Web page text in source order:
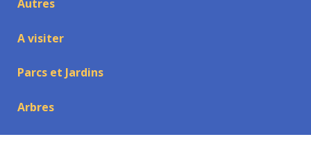
Autres
A visiter
Parcs et Jardins
Arbres